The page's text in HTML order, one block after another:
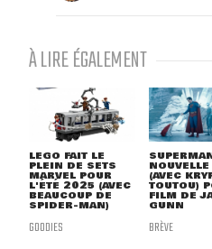
À LIRE ÉGALEMENT
LEGO FAIT LE
PLEIN DE SETS
MARVEL POUR
L'ÉTÉ 2025 (AVEC
BEAUCOUP DE
SPIDER-MAN)
GOODIES
(AVEC
TOUTOU)
FILM DE
GUNN
BRÈVE